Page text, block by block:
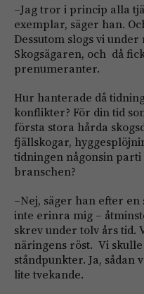
–Jag tror i princip alla
exemplar, säger han.
Dessutom slogs vi
Skogsägaren, och då
prenumeranter.
Hur hanterade då
konflikter? För din tid
första stora hårda
fjällskogar,
tidningen någonsin
branschen?
–Nej, säger han efter en
inte erinra mig –
skrev under tolv års tid.
näringens röst. Vi
ståndpunkter. Ja, sådan
lite tvekande.